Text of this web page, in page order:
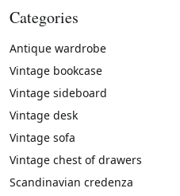
Categories
Antique wardrobe
Vintage bookcase
Vintage sideboard
Vintage desk
Vintage sofa
Vintage chest of drawers
Scandinavian credenza